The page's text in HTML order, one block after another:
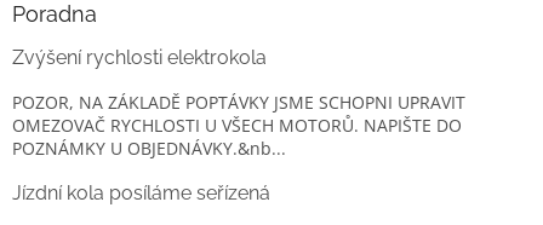
Poradna
Zvýšení rychlosti elektrokola
POZOR, NA ZÁKLADĚ POPTÁVKY JSME SCHOPNI UPRAVIT
OMEZOVAČ RYCHLOSTI U VŠECH MOTORŮ. NAPIŠTE DO
POZNÁMKY U OBJEDNÁVKY.&nb...
Jízdní kola posíláme seřízená